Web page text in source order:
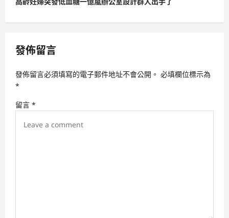
n
a
i
a
t
i
發佈留言
發佈留言必須填寫的電子郵件地址不會公開。 必填欄位標示為
*
留言 *